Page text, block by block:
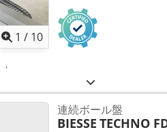
1 / 10
,
連続ボール盤
BIESSE TECHNO